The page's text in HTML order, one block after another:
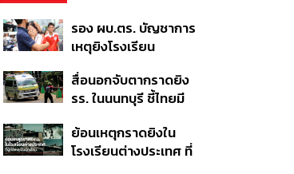
รอง ผบ.ตร. บัญชาการ
เหตุยิงโรงเรียน
ค้นหา 2 รอบยืนยันไร้คน
ติดค้าง พบศพปู่-ย่าที่
สื่อนอกจับตากราดยิง
รร. ในนนทบุรี ชี้ไทยมี
ในระดับต้นของภูมิภาค
ย้อนเหตุกราดยิงใน
โรงเรียนต่างประเทศ ที่